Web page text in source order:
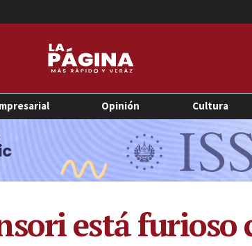
Opinión Cultura
está furioso